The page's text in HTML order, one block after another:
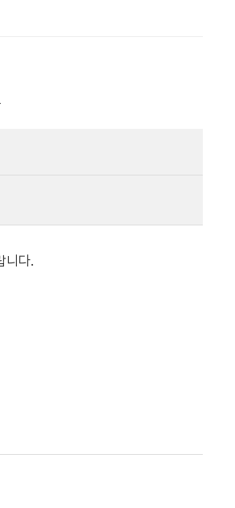
니다.